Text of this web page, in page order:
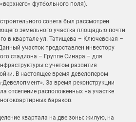
футбольного поля).
совета был рассмотрен
земельного участка площадью почти
в квартале ул. Татищева – Ключевская –
участок предоставлен инвестору
стадиона – Группе Синара – для
с учетом развития
В настоящее время девелопером
Девелопмент». За время реконструкции
отселение расположенных на участке
бараков.
квартала на две зоны: жилую, на